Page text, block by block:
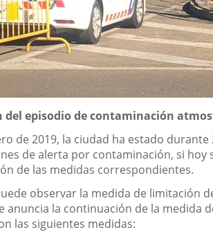
episodio de contaminación
de 2019, la ciudad ha estado
de alerta por contaminación, si
de las medidas correspondientes.
observar la medida de limitación
anuncia la continuación de la medida
las siguientes medidas: